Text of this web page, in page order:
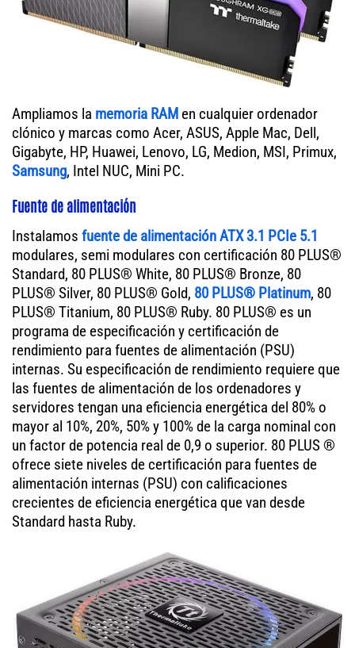
Ampliamos la memoria RAM en cualquier ordenador
clónico y marcas como Acer, ASUS, Apple Mac, Dell,
Gigabyte, HP, Huawei, Lenovo, LG, Medion, MSI, Primux,
Samsung, Intel NUC, Mini PC.
Fuente de alimentación
Instalamos fuente de alimentación ATX 3.1 PCIe 5.1
modulares, semi modulares con certificación 80 PLUS®
Standard, 80 PLUS® White, 80 PLUS® Bronze, 80
PLUS® Silver, 80 PLUS® Gold, 80 PLUS® Platinum, 80
PLUS® Titanium, 80 PLUS® Ruby. 80 PLUS® es un
programa de especificación y certificación de
rendimiento para fuentes de alimentación (PSU)
internas. Su especificación de rendimiento requiere que
las fuentes de alimentación de los ordenadores y
servidores tengan una eficiencia energética del 80% o
mayor al 10%, 20%, 50% y 100% de la carga nominal con
un factor de potencia real de 0,9 o superior. 80 PLUS ®
ofrece siete niveles de certificación para fuentes de
alimentación internas (PSU) con calificaciones
crecientes de eficiencia energética que van desde
Standard hasta Ruby.